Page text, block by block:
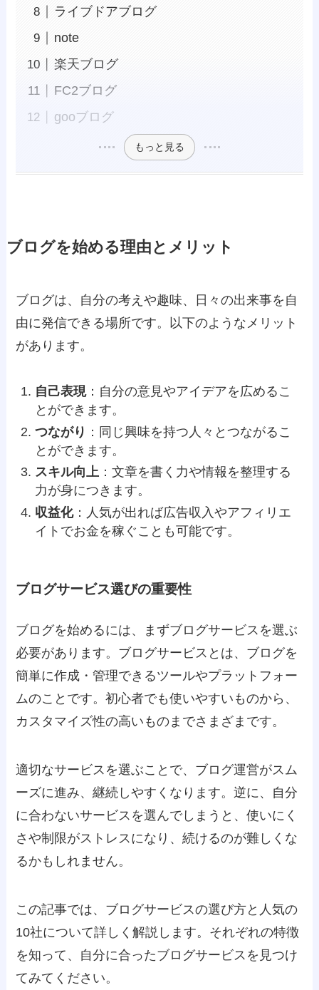
ライブドアブログ
note
楽天ブログ
FC2ブログ
gooブログ
もっと見る
ブログを始める理由とメリット
ブログは、自分の考えや趣味、日々の出来事を自
由に発信できる場所です。以下のようなメリット
があります。
自己表現：自分の意見やアイデアを広めるこ
とができます。
つながり ：同じ興味を持つ人々とつながるこ
とができます。
スキル向上 ：文章を書く力や情報を整理する
力が身につきます。
収益化：人気が出れば広告収入やアフィリエ
イトでお金を稼ぐことも可能です。
ブログサービス選びの重要性
ブログを始めるには、まずブログサービスを選ぶ
必要があります。ブログサービスとは、ブログを
簡単に作成・管理できるツールやプラットフォー
ムのことです。初心者でも使いやすいものから、
カスタマイズ性の高いものまでさまざまです。
適切なサービスを選ぶことで、ブログ運営がスム
ーズに進み、継続しやすくなります。逆に、自分
に合わないサービスを選んでしまうと、使いにく
さや制限がストレスになり、続けるのが難しくな
るかもしれません。
この記事では、ブログサービスの選び方と人気の
10社について詳しく解説します。それぞれの特徴
を知って、自分に合ったブログサービスを見つけ
てみてください。